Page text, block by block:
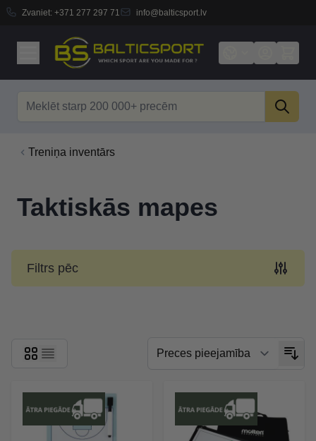
Zvaniet: +371 277 297 71 info@balticsport.lv
Treniņa inventārs
Taktiskās mapes
Filtrs pēc